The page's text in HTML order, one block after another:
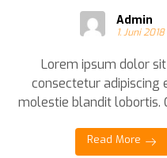
Admin
1. Juni 2018
Lorem ipsum dolor
consectetur adipiscing
molestie blandit lobortis.
Read More